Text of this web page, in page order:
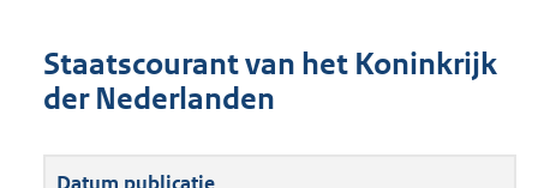
Staatscourant van het Koninkrijk
der Nederlanden